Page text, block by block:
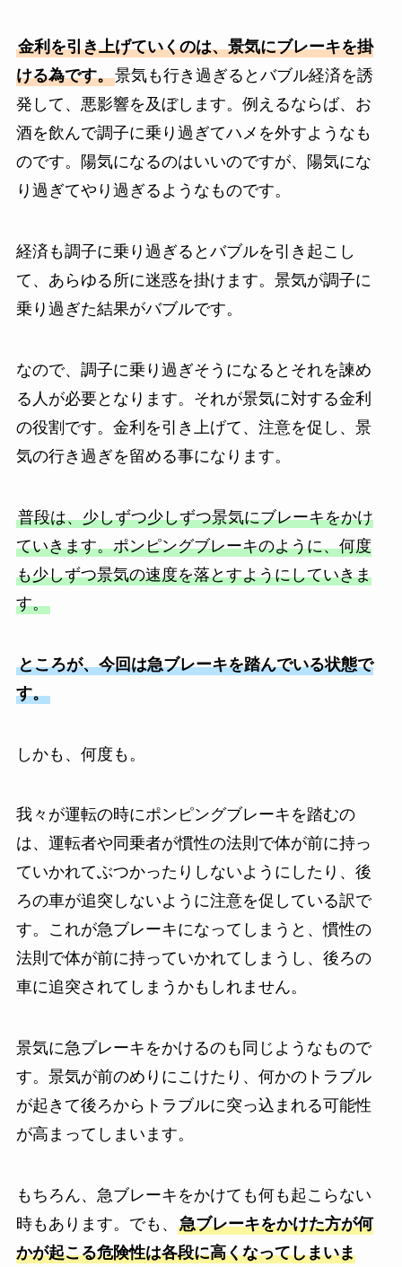
金利を引き上げていくのは、景気にブレーキを掛
ける為です。景気も行き過ぎるとバブル経済を誘
発して、悪影響を及ぼします。例えるならば、お
酒を飲んで調子に乗り過ぎてハメを外すようなも
のです。陽気になるのはいいのですが、陽気にな
り過ぎてやり過ぎるようなものです。
経済も調子に乗り過ぎるとバブルを引き起こし
て、あらゆる所に迷惑を掛けます。景気が調子に
乗り過ぎた結果がバブルです。
なので、調子に乗り過ぎそうになるとそれを諫め
る人が必要となります。それが景気に対する金利
の役割です。金利を引き上げて、注意を促し、景
気の行き過ぎを留める事になります。
普段は、少しずつ少しずつ景気にブレーキをかけ
ていきます。ポンピングブレーキのように、何度
も少しずつ景気の速度を落とすようにしていきま
す。
ところが、今回は急ブレーキを踏んでいる状態で
す。
しかも、何度も。
我々が運転の時にポンピングブレーキを踏むの
は、運転者や同乗者が慣性の法則で体が前に持っ
ていかれてぶつかったりしないようにしたり、後
ろの車が追突しないように注意を促している訳で
す。これが急ブレーキになってしまうと、慣性の
法則で体が前に持っていかれてしまうし、後ろの
車に追突されてしまうかもしれません。
景気に急ブレーキをかけるのも同じようなもので
す。景気が前のめりにこけたり、何かのトラブル
が起きて後ろからトラブルに突っ込まれる可能性
が高まってしまいます。
もちろん、急ブレーキをかけても何も起こらない
時もあります。でも、 急ブレーキをかけた方が何
かが起こる危険性は各段に高くなってしまいま